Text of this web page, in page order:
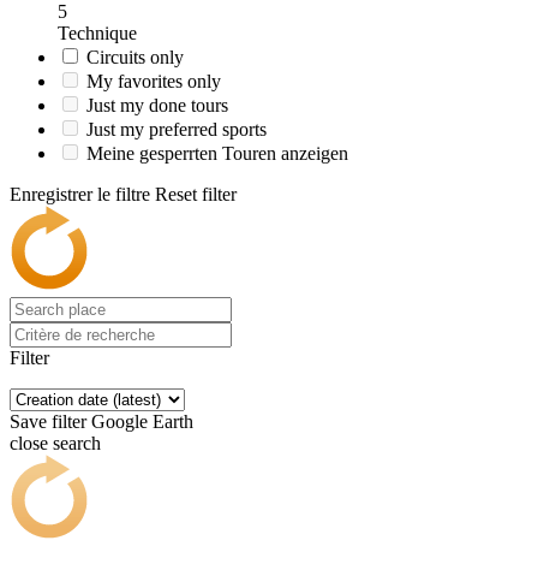
5
Technique
Circuits only
My favorites only
Just my done tours
Just my preferred sports
Meine gesperrten Touren anzeigen
Enregistrer le filtre Reset filter
Filter
Save filter Google Earth
close search